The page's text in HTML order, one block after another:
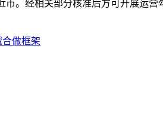
。经相关部分核准后方可开展运营
做框架